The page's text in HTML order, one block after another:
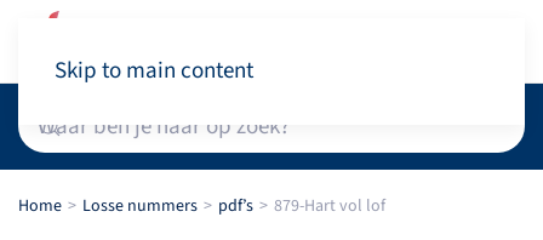
Skip to main content
Home Losse nummers pdf’s 879-Hart vol lof